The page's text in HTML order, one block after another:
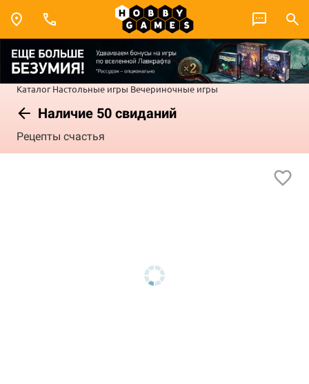
Каталог Настольные игры Вечериночные игры
Наличие 50 свиданий
Рецепты счастья